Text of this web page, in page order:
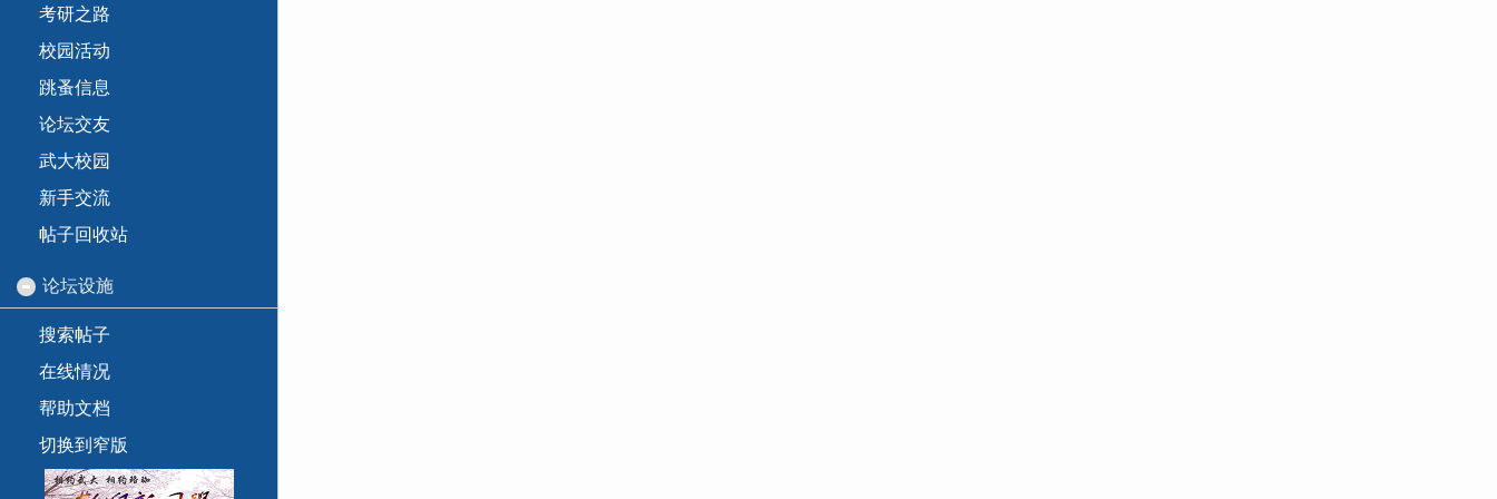
考研之路
校园活动
跳蚤信息
论坛交友
武大校园
新手交流
帖子回收站
论坛设施
搜索帖子
在线情况
帮助文档
切换到窄版